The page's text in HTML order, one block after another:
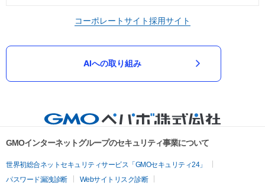
コーポレートサイト採用サイト
AIへの取り組み
GMOインターネットグループのセキュリティ事業について
世界初総合ネットセキュリティサービス「GMOセキュリティ24」
パスワード漏洩診断
Webサイトリスク診断